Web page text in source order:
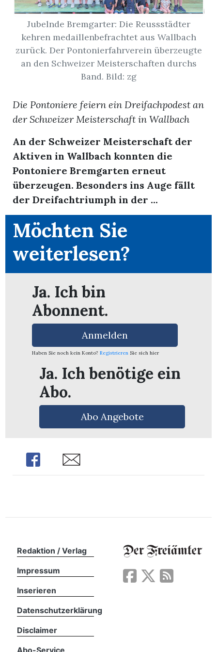
App
Jubelnde Bremgarter: Die Reussstädter
kehren medaillenbefrachtet aus Wallbach
zurück. Der Pontonierfahrverein überzeugte
an den Schweizer Meisterschaften durchs
Band. Bild: zg
Die Pontoniere feiern ein Dreifachpodest an
der Schweizer Meisterschaft in Wallbach
An der Schweizer Meisterschaft der
Aktiven in Wallbach konnten die
Pontoniere Bremgarten erneut
überzeugen. Besonders ins Auge fällt
der Dreifachtriumph in der ...
Möchten Sie
weiterlesen?
Ja. Ich bin
Abonnent.
Anmelden
Haben Sie noch kein Konto? Registrieren Sie sich hier
Ja. Ich benötige ein
Abo.
Abo Angebote
Share Share
Redaktion / Verlag
Impressum
Inserieren
Datenschutzerklärung
Disclaimer
Abo-Service